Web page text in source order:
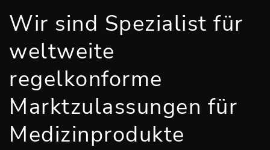
Wir sind Spezialist für
weltweite
regelkonforme
Marktzulassungen für
Medizinprodukte